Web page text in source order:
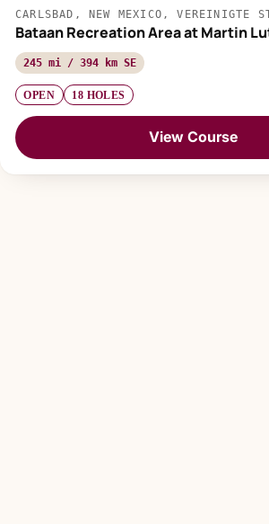
CARLSBAD, NEW MEXICO, VEREINIGTE
Bataan Recreation Area at Martin
245 mi / 394 km SE
OPEN 18 HOLES
View Course